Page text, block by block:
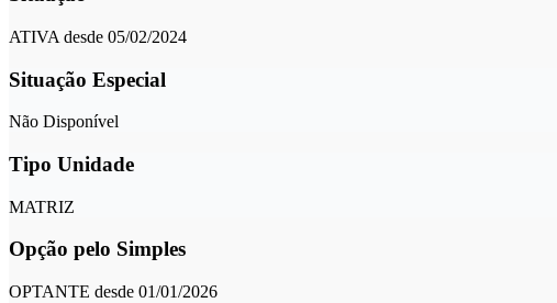
ATIVA desde 05/02/2024
Situação Especial
Não Disponível
Tipo Unidade
MATRIZ
Opção pelo Simples
OPTANTE desde 01/01/2026